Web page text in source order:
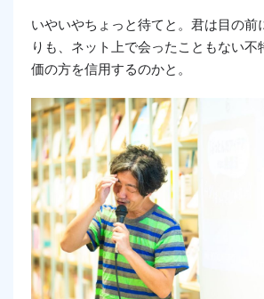
いやいやちょっと待てと。君は目の前
りも、ネット上で会ったこともない不
価の方を信用するのかと。